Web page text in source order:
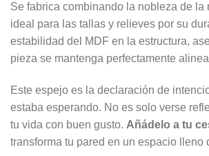
Se fabrica combinando la nobleza de la
ideal para las tallas y relieves por su
estabilidad del MDF en la estructura,
pieza se mantenga perfectamente
Este espejo es la declaración de
estaba esperando. No es solo verse
tu vida con buen gusto. Añádelo a tu
transforma tu pared en un espacio lleno